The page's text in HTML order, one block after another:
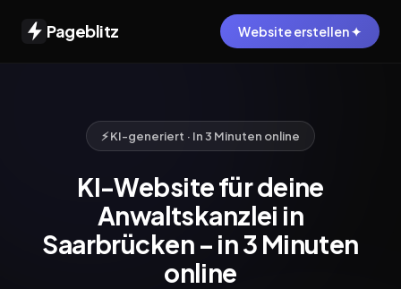
Pageblitz Website erstellen ✦
⚡ KI-generiert · In 3 Minuten online
KI-Website für deine
Anwaltskanzlei in
Saarbrücken – in 3 Minuten
online